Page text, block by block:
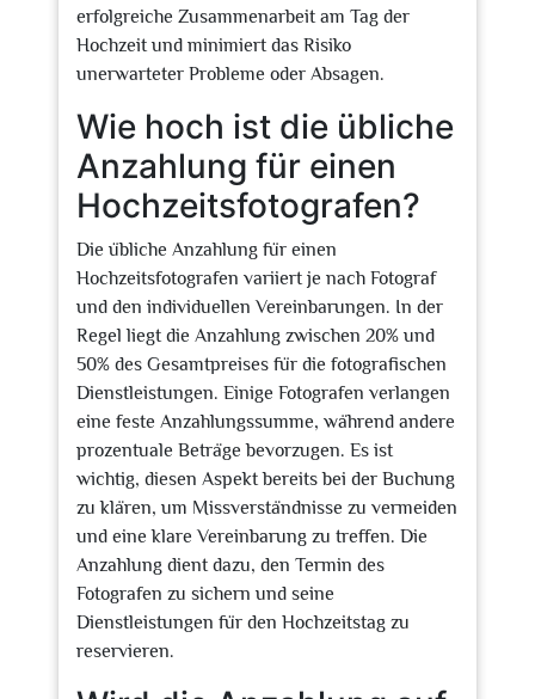
erfolgreiche Zusammenarbeit am Tag der
Hochzeit und minimiert das Risiko
unerwarteter Probleme oder Absagen.
Wie hoch ist die übliche
Anzahlung für einen
Hochzeitsfotografen?
Die übliche Anzahlung für einen
Hochzeitsfotografen variiert je nach Fotograf
und den individuellen Vereinbarungen. In der
Regel liegt die Anzahlung zwischen 20% und
50% des Gesamtpreises für die fotografischen
Dienstleistungen. Einige Fotografen verlangen
eine feste Anzahlungssumme, während andere
prozentuale Beträge bevorzugen. Es ist
wichtig, diesen Aspekt bereits bei der Buchung
zu klären, um Missverständnisse zu vermeiden
und eine klare Vereinbarung zu treffen. Die
Anzahlung dient dazu, den Termin des
Fotografen zu sichern und seine
Dienstleistungen für den Hochzeitstag zu
reservieren.